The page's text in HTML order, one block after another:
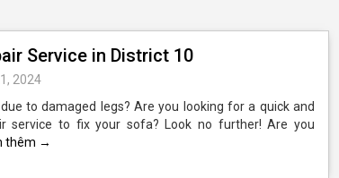
Service in District 10
2024
to damaged legs? Are you looking for a quick and
service to fix your sofa? Look no further! Are you
thêm →